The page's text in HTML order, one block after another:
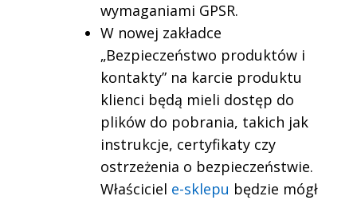
wymaganiami GPSR.
W nowej zakładce
„Bezpieczeństwo produktów i
kontakty” na karcie produktu
klienci będą mieli dostęp do
plików do pobrania, takich jak
instrukcje, certyfikaty czy
ostrzeżenia o bezpieczeństwie.
Właściciel e-sklepu będzie mógł